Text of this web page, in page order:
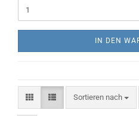
IN DEN
Sortieren nach
Sortieren nach